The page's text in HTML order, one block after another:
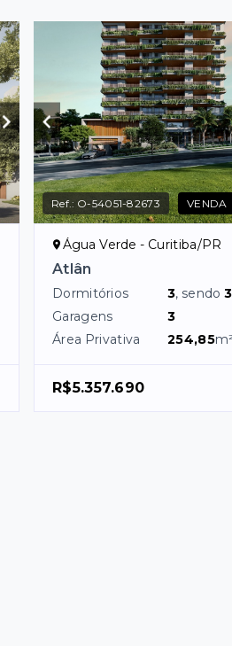
Ref.: O-54051-82673 VENDA
Água Verde - Curitiba/PR
Atlân
Dormitórios 3, sendo3
Garagens
3
Área Privativa
254,85m²
R$5.357.690